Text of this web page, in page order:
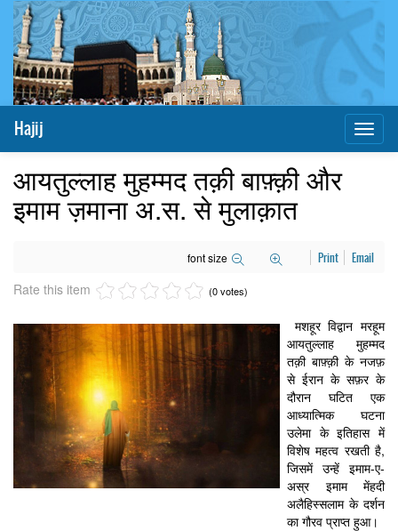
Hajij
आयतुल्लाह मुहम्मद तक़ी बाफ़्क़ी और
इमाम ज़माना अ.स. से मुलाक़ात
font size Print Email
Rate this item (0 votes)
मशहूर विद्वान मरहूम
आयतुल्लाह मुहम्मद
तक़ी बाफ़्क़ी के नजफ़
से ईरान के सफ़र के
दौरान घटित एक
आध्यात्मिक घटना
उलेमा के इतिहास में
विशेष महत्व रखती है,
जिसमें उन्हें इमाम-ए-
अस्र इमाम मेंहदी
अलैहिस्सलाम के दर्शन
का गौरव प्राप्त हुआ।